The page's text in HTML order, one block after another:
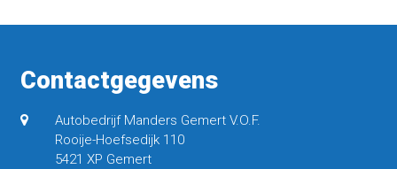
Contactgegevens
Autobedrijf Manders Gemert V.O.F.
Rooije-Hoefsedijk 110
5421 XP Gemert